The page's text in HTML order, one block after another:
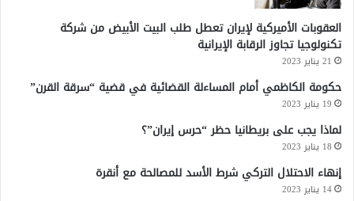
العقوبات الأميركية لإيران تعطل طلب البيت الأبيض من شركة
تكنولوجيا تجاوز الرقابة الإيرانية
21 يناير 2023
حكومة الكاظمي أمام المساءلة القضائية في قضية “سرقة القرن”
19 يناير 2023
لماذا يجب على بريطانيا حظر “حرس إيران”؟
18 يناير 2023
إنهاء الاحتلال التركي شرط الأسد للمصالحة مع أنقرة
14 يناير 2023